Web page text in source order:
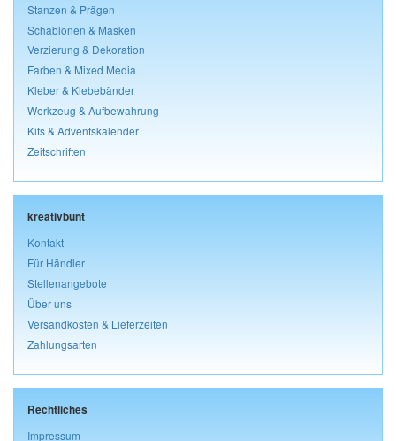
Stanzen & Prägen
Schablonen & Masken
Verzierung & Dekoration
Farben & Mixed Media
Kleber & Klebebänder
Werkzeug & Aufbewahrung
Kits & Adventskalender
Zeitschriften
kreativbunt
Kontakt
Für Händler
Stellenangebote
Über uns
Versandkosten & Lieferzeiten
Zahlungsarten
Rechtliches
Impressum